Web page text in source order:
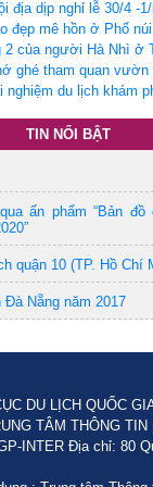
địa dịp nghỉ lễ 30/4 -
đẹp mê hồn ở Phố núi
2 của người Hà Nhì ở
ghé tham quan vườn
du lịch khám
TIN NỔI BẬT
ấn phẩm “Bản
quận 10 (TP. Hồ Chí
Đà Nẵng năm 2017
DU LỊCH QUỐC
TÂM THÔNG TIN
INTER Địa chỉ: 80